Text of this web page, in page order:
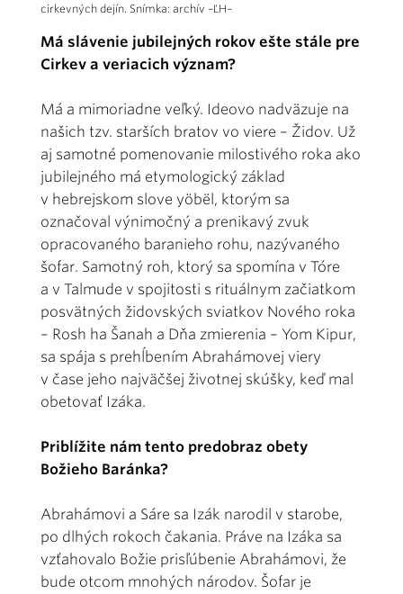
cirkevných dejín. Snímka: archív –ĽH–
Má slávenie jubilejných rokov ešte stále pre
Cirkev a veriacich význam?
Má a mimoriadne veľký. Ideovo nadväzuje na
našich tzv. starších bratov vo viere – Židov. Už
aj samotné pomenovanie milostivého roka ako
jubilejného má etymologický základ
v hebrejskom slove yöbël, ktorým sa
označoval výnimočný a prenikavý zvuk
opracovaného baranieho rohu, nazývaného
šofar. Samotný roh, ktorý sa spomína v Tóre
a v Talmude v spojitosti s rituálnym začiatkom
posvätných židovských sviatkov Nového roka
– Rosh ha Šanah a Dňa zmierenia – Yom Kipur,
sa spája s prehĺbením Abrahámovej viery
v čase jeho najväčšej životnej skúšky, keď mal
obetovať Izáka.
Priblížite nám tento predobraz obety
Božieho Baránka?
Abrahámovi a Sáre sa Izák narodil v starobe,
po dlhých rokoch čakania. Práve na Izáka sa
vzťahovalo Božie prisľúbenie Abrahámovi, že
bude otcom mnohých národov. Šofar je